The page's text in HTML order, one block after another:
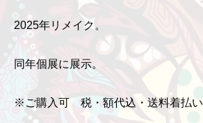
2025年リメイク。
同年個展に展示。
※ご購入可 税・額代込・送料着払い